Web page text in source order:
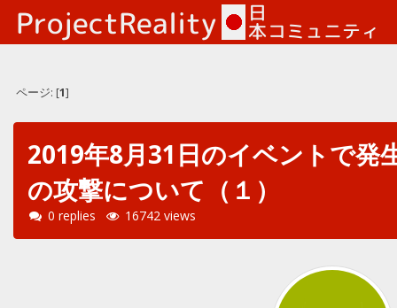
ページ: [1]
2019年8月31日のイベントで発
の攻撃について（１）
0 replies 16742 views